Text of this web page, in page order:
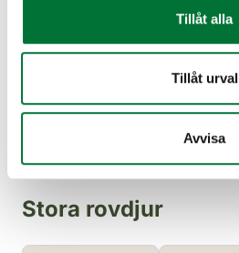
Tillåt alla
Tillåt urval
Avvisa
Stora rovdjur